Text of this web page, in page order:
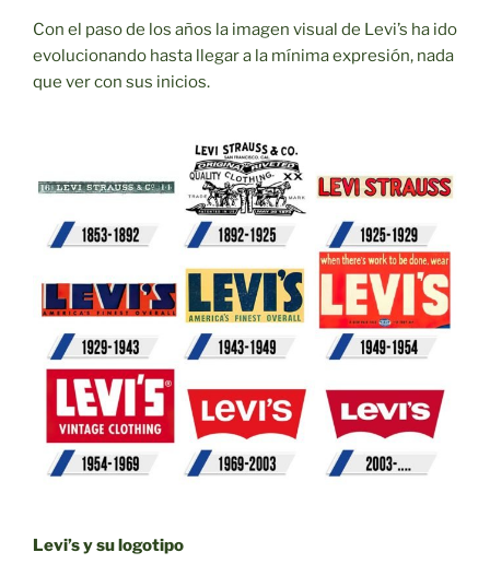
Con el paso de los años la imagen visual de Levi’s ha ido
evolucionando hasta llegar a la mínima expresión, nada
que ver con sus inicios.
Levi’s y su logotipo